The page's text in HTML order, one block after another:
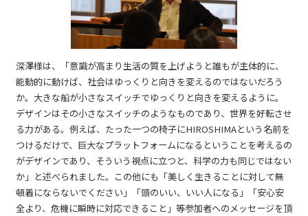
深澤様は、「意識が高まり生活の質を上げようと誰もが主体的に、
能動的に動けば、社会はゆっくりと向きを変えるのではないだろう
か。大きな船が小さなスイッチでゆっくりと向きを変えるように。
デザインはその小さなスイッチのようなものであり、世界を好転させ
る力がある。例えば、たった一つの椅子にHIROSHIMAという名前を
つけるだけで、巨大なプラットフォームになるということを考えるの
がデザインであり、そういう視点に立つと、科学の力も同じではない
か」と述べられました。この他にも「美しく生きることに対して無
頓着にならないでください」「頭のいい、いい人になる」「安心安
全より、危機に瞬時に対応できること」等参加者へのメッセージを頂